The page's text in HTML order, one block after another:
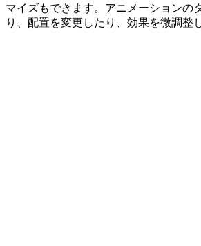
マイズもできます。アニメーションの
り、配置を変更したり、効果を微調整